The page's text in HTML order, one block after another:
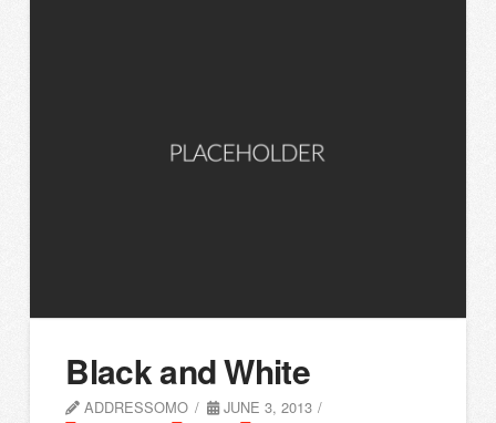
Black and White
ADDRESSOMO
JUNE 3, 2013